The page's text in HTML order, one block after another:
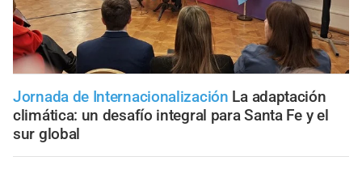
Jornada de Internacionalización La adaptación
climática: un desafío integral para Santa Fe y el
sur global